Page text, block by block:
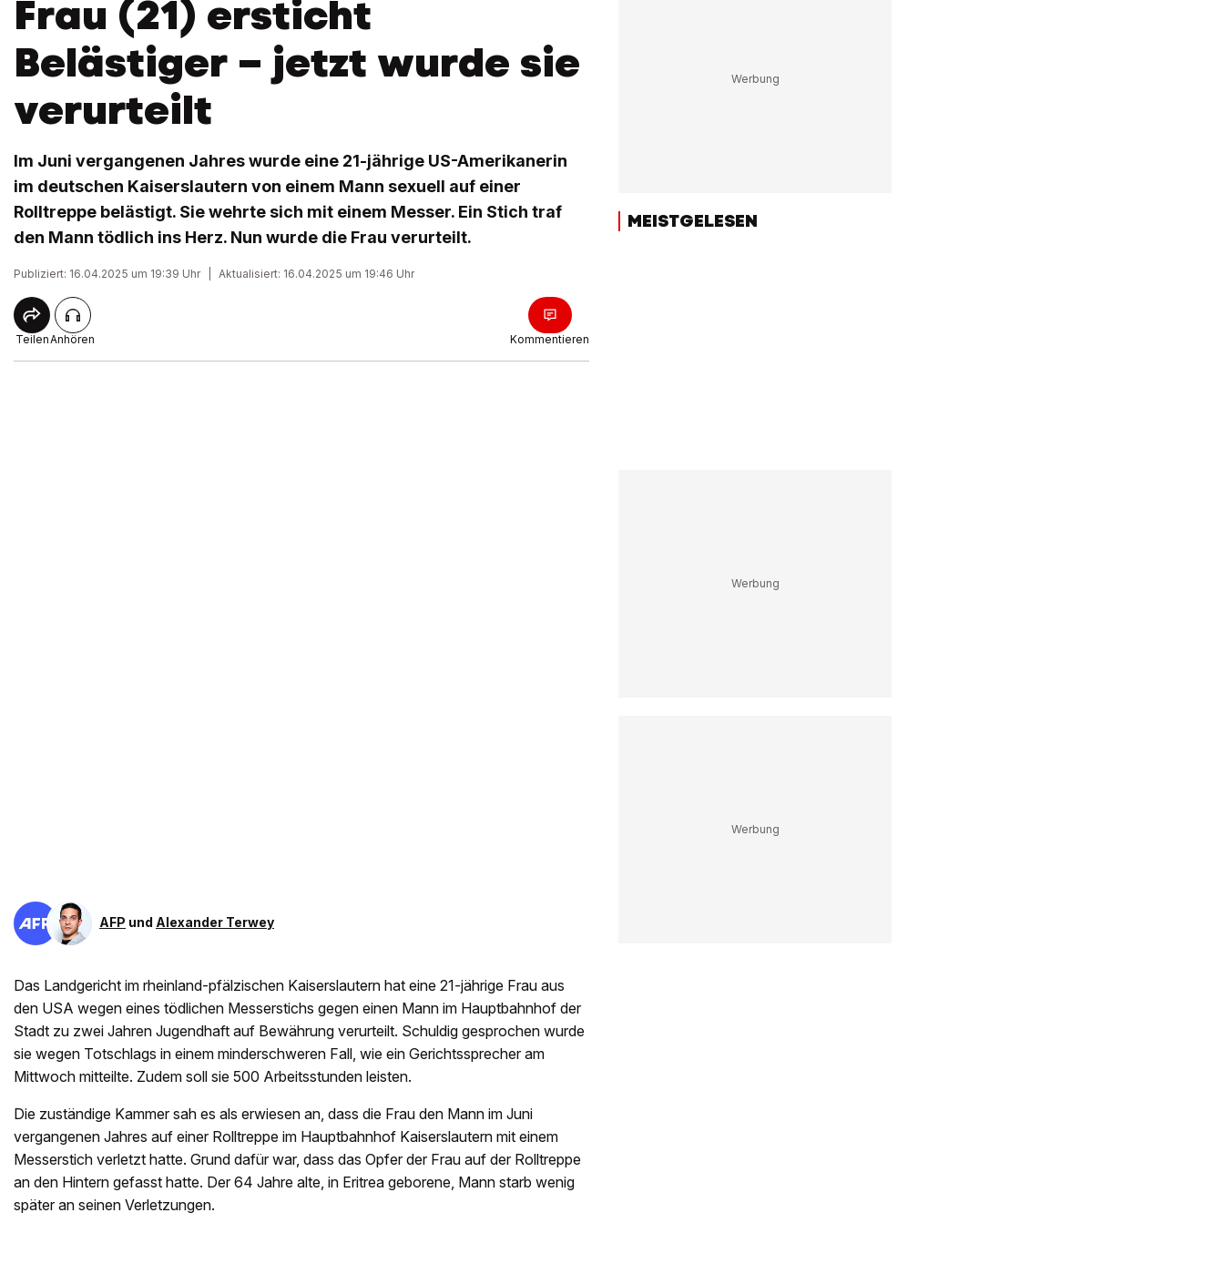
Frau (21) ersticht
Belästiger – jetzt wurde sie
verurteilt
Im Juni vergangenen Jahres wurde eine 21-jährige US-Amerikanerin
im deutschen Kaiserslautern von einem Mann sexuell auf einer
Rolltreppe belästigt. Sie wehrte sich mit einem Messer. Ein Stich traf
den Mann tödlich ins Herz. Nun wurde die Frau verurteilt.
Publiziert: 16.04.2025 um 19:39 Uhr Aktualisiert: 16.04.2025 um 19:46 Uhr
TeilenAnhören Kommentieren
AFP und Alexander Terwey
Das Landgericht im rheinland-pfälzischen Kaiserslautern hat eine 21-jährige Frau aus
den USA wegen eines tödlichen Messerstichs gegen einen Mann im Hauptbahnhof der
Stadt zu zwei Jahren Jugendhaft auf Bewährung verurteilt. Schuldig gesprochen wurde
sie wegen Totschlags in einem minderschweren Fall, wie ein Gerichtssprecher am
Mittwoch mitteilte. Zudem soll sie 500 Arbeitsstunden leisten.
Die zuständige Kammer sah es als erwiesen an, dass die Frau den Mann im Juni
vergangenen Jahres auf einer Rolltreppe im Hauptbahnhof Kaiserslautern mit einem
Messerstich verletzt hatte. Grund dafür war, dass das Opfer der Frau auf der Rolltreppe
an den Hintern gefasst hatte. Der 64 Jahre alte, in Eritrea geborene, Mann starb wenig
später an seinen Verletzungen.
MEISTGELESEN